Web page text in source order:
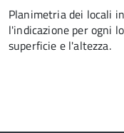
Planimetria dei locali
l'indicazione per ogni
superficie e l'altezza.